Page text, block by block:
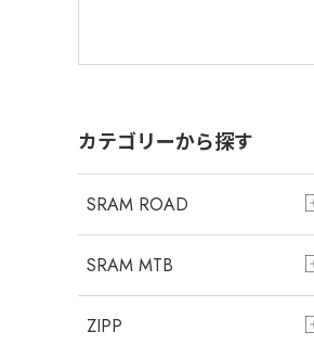
カテゴリーから探す
SRAM ROAD
SRAM MTB
ZIPP